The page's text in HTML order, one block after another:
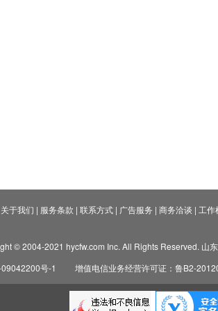
关于我们 | 服务条款 | 联系方式| 广告服务 | 商务洽谈 | 工作
© 2004-2021 hycfw.com Inc. All Rights Reserved. 山
号-1
增值电信业务经营许可证：鲁B2-